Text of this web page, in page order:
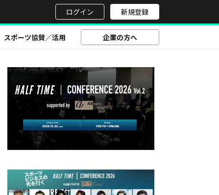
ログイン 新規登録
スポーツ協賛／活用 企業の方へ